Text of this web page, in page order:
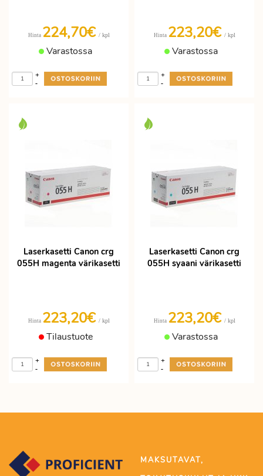
Hinta 224,70€ / kpl
Varastossa
-
+
Hinta 223,20€ / kpl
Varastossa
-
+
Laserkasetti Canon crg
055H magenta värikasetti
Hinta 223,20€ / kpl
Tilaustuote
-
+
Laserkasetti Canon crg
055H syaani värikasetti
Hinta 223,20€ / kpl
Varastossa
-
+
MAKSUTAVAT,